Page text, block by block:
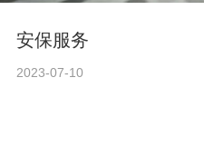
安保服务
2023-07-10